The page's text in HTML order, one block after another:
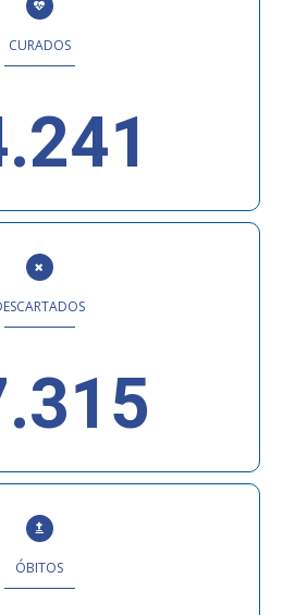
CURADOS
ÓBITOS